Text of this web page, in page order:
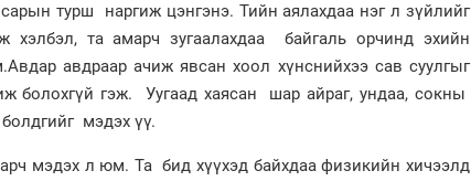
турш наргиж цэнгэнэ. Тийн аялахдаа нэг л зүйлийг
хэлбэл, та амарч зугаалахдаа байгаль орчинд эхийн
авдраар ачиж явсан хоол хүнснийхээ сав суулгыг
болохгүй гэж. Уугаад хаясан шар айраг, ундаа, сокны
мэдэх үү.
мэдэх л юм. Та бид хүүхэд байхдаа физикийн хичээлд